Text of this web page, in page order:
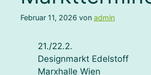
Februar 11, 2026 von admin
21./22.2.
Designmarkt Edelstoff
Marxhalle Wien